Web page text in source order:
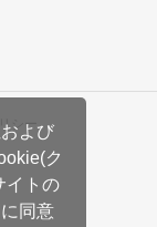
よび
ク
イトの
同意
シー